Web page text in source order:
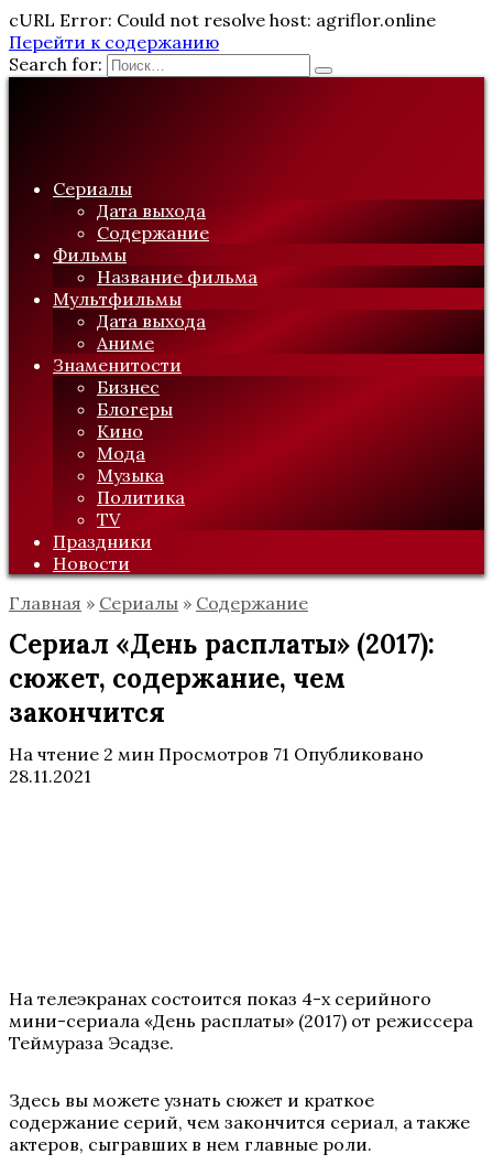
cURL Error: Could not resolve host: agriflor.online
Перейти к содержанию
Search for:
Сериалы
Дата выхода
Содержание
Фильмы
Название фильма
Мультфильмы
Дата выхода
Аниме
Знаменитости
Бизнес
Блогеры
Кино
Мода
Музыка
Политика
TV
Праздники
Новости
Главная » Сериалы » Содержание
Сериал «День расплаты» (2017):
сюжет, содержание, чем
закончится
На чтение 2 мин Просмотров 71 Опубликовано
28.11.2021
На телеэкранах состоится показ 4-х серийного
мини-сериала «День расплаты» (2017) от режиссера
Теймураза Эсадзе.
Здесь вы можете узнать сюжет и краткое
содержание серий, чем закончится сериал, а также
актеров, сыгравших в нем главные роли.